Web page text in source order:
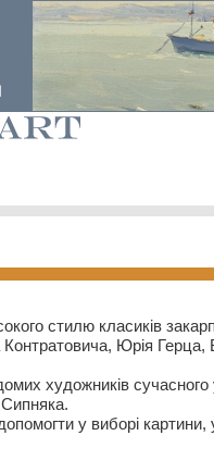
стилю класиків
Юрія
художників
у виборі картини,